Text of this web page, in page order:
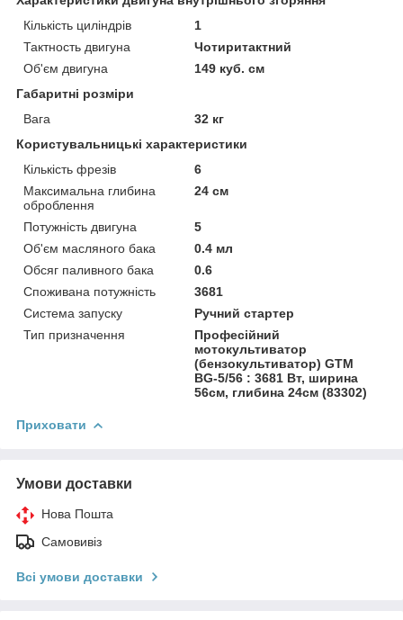
Кількість циліндрів
1
Тактность двигуна
Чотиритактний
Об'єм двигуна
149 куб. см
Габаритні розміри
Вага
32 кг
Користувальницькі характеристики
Кількість фрезів
6
Максимальна глибина
оброблення
24 см
Потужність двигуна
5
Об'єм масляного бака
0.4 мл
Обсяг паливного бака
0.6
Споживана потужність
3681
Система запуску
Ручний стартер
Тип призначення
Професійний
мотокультиватор
(бензокультиватор) GTM
BG-5/56 : 3681 Вт, ширина
56см, глибина 24см (83302)
Приховати
Умови доставки
Нова Пошта
Самовивіз
Всі умови доставки